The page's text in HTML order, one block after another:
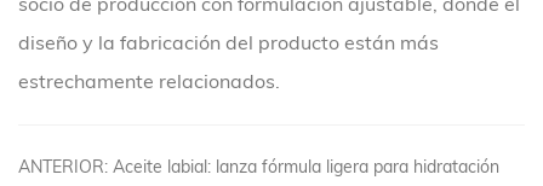
diseño y la fabricación del producto están más
estrechamente relacionados.
ANTERIOR: Aceite labial: lanza fórmula ligera para hidratación